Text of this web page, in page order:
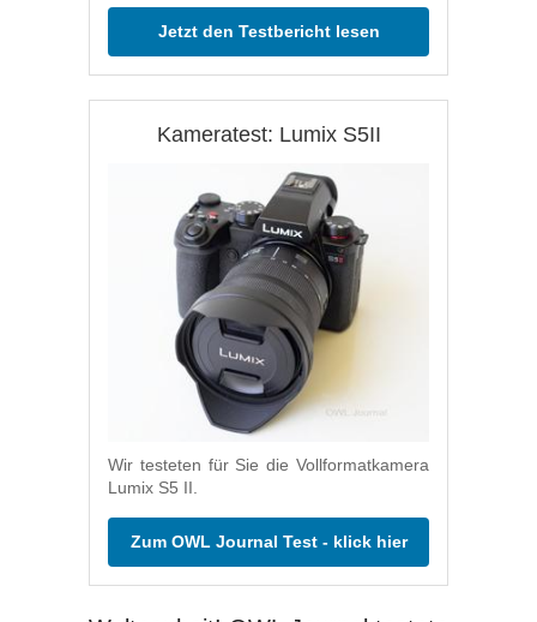
Jetzt den Testbericht lesen
Kameratest: Lumix S5II
Wir testeten für Sie die Vollformatkamera
Lumix S5 II.
Zum OWL Journal Test - klick hier